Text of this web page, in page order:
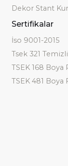
Dekor Stant
Sertifikalar
İso 9001-2015
Tsek 321
TSEK 168 Boya
TSEK 481 Boya